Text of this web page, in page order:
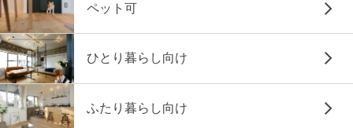
ペット可
ひとり暮らし向け
ふたり暮らし向け